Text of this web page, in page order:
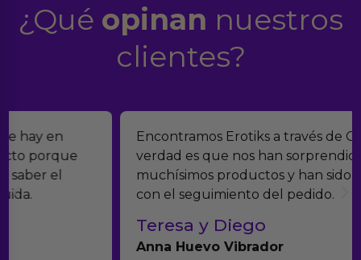
¿Qué opinan nuestros
clientes?
Encontramos Erotiks a través de Google y la
verdad es que nos han sorprendido. Tienen
muchísimos productos y han sido super atentos
con el seguimiento del pedido.
Teresa y Diego
Anna Huevo Vibrador